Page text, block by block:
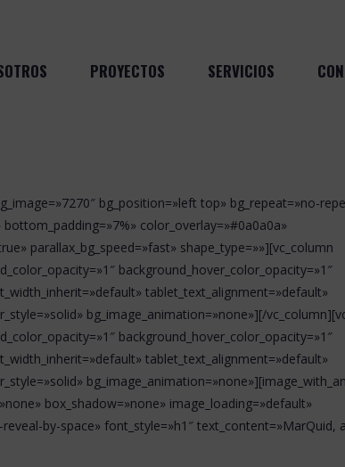
PROYECTOS SERVICIOS
bg_position=»left top» bg_repeat=»no-
color_overlay=»#0a0a0a»
parallax_bg_speed=»fast» shape_type=»»][vc_column
background_hover_color_opacity=»1″
tablet_text_alignment=»default»
bg_image_animation=»none»][/
background_hover_color_opacity=»1″
tablet_text_alignment=»default»
box_shadow=»none» image_loading=»default»
by-space» font_style=»h1″ text_content=»MarQuid,